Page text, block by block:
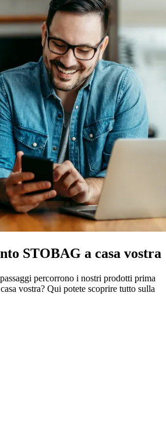
STOBAG a casa vostra
percorrono i nostri prodotti prima
vostra? Qui potete scoprire tutto sulla